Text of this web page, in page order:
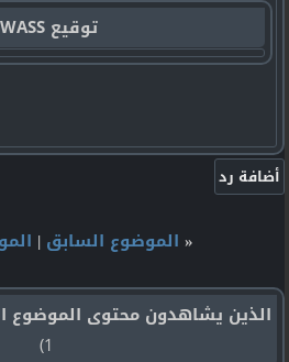
توقيع DWASS
« الموضوع السابق |
الذين يشاهدون محتوى الموضوع
1)